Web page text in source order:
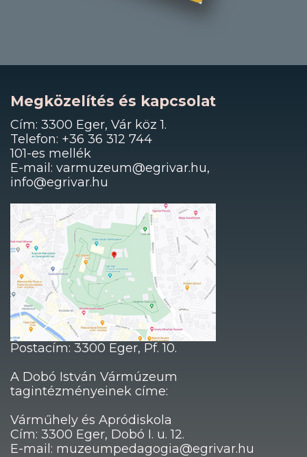
Megközelítés és kapcsolat
Cím: 3300 Eger, Vár köz 1.
Telefon: +36 36 312 744
101-es mellék
E-mail: varmuzeum@egrivar.hu,
info@egrivar.hu
Postacím: 3300 Eger, Pf. 10.
A Dobó István Vármúzeum
tagintézményeinek címe:
Várműhely és Apródiskola
Cím: 3300 Eger, Dobó I. u. 12.
E-mail: muzeumpedagogia@egrivar.hu